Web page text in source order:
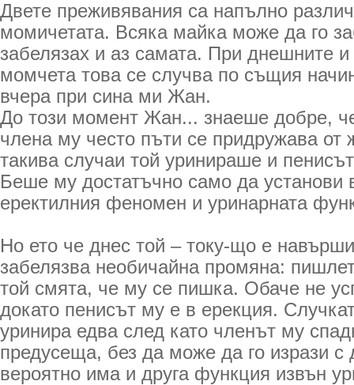
Двете преживявания са напълно
момичетата. Всяка майка може да го
забелязах и аз самата. При днешните
момчета това се случва по същия
вчера при сина ми Жан.
До този момент Жан... знаеше добре,
члена му често пъти се придружава от
такива случаи той уринираше и
Беше му достатъчно само да установи
еректилния феномен и уринарната
Но ето че днес той – току-що е
забелязва необичайна промяна:
той смята, че му се пишка. Обаче не
докато пенисът му е в ерекция.
уринира едва след като членът му
предусеща, без да може да го изрази
вероятно има и друга функция извън